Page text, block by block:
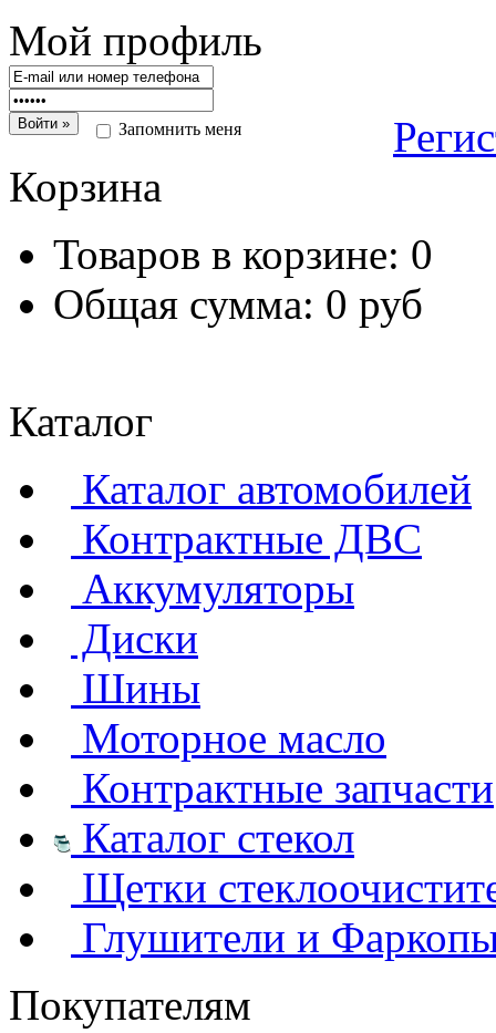
Мой профиль
Запомнить меня
Корзина
Товаров в корзине: 0
Общая сумма: 0 руб
Каталог
Каталог автомобилей
Контрактные ДВС
Аккумуляторы
Диски
Шины
Моторное масло
Контрактные запчасти
Каталог стекол
Щетки
Глушители и
Покупателям